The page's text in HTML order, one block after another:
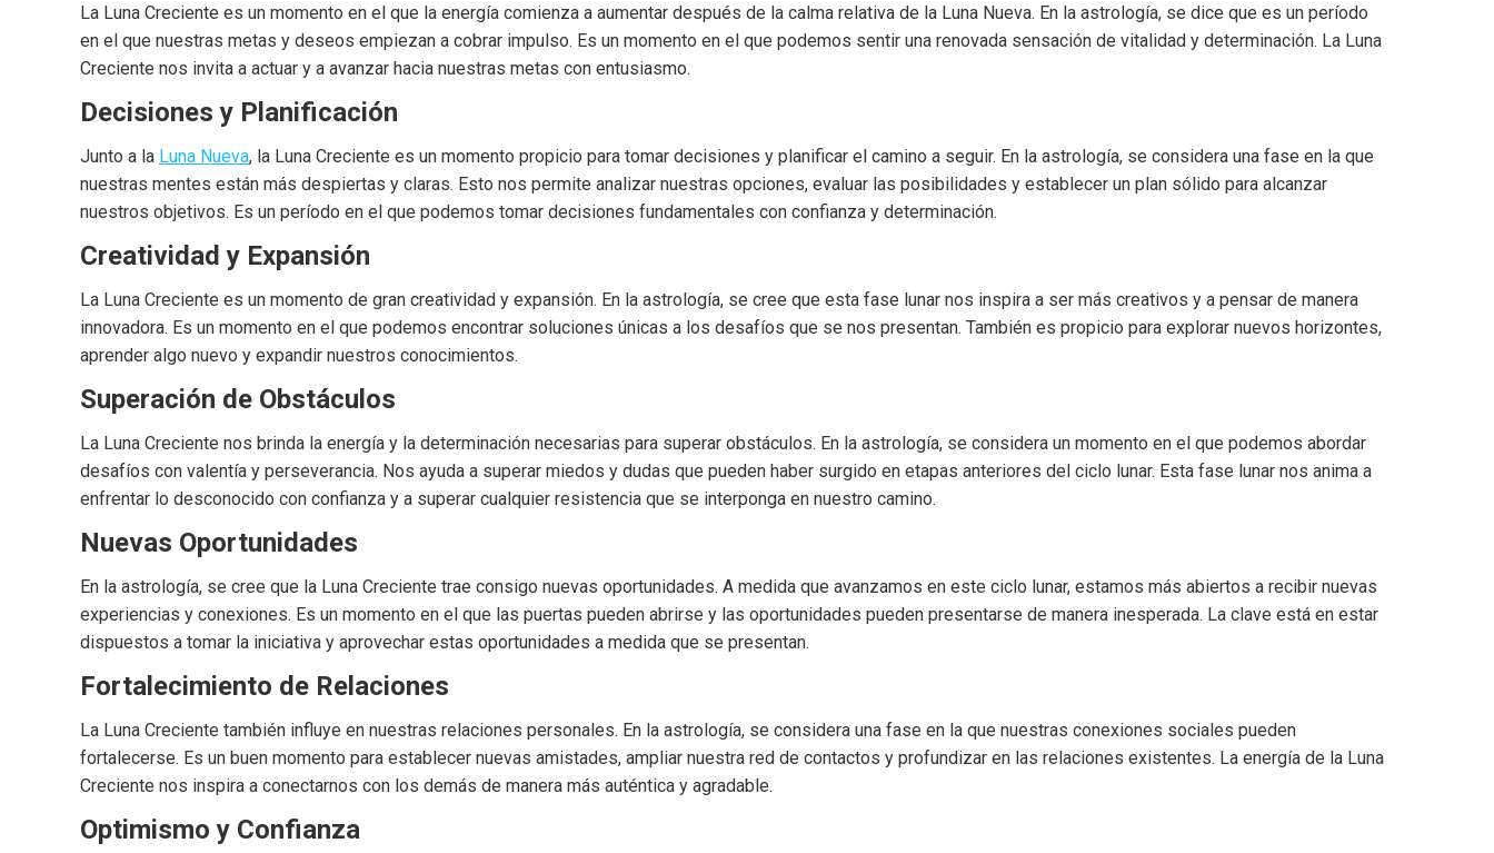
La Luna Creciente es un momento en el que la energía comienza a aumentar después de la calma relativa de la Luna Nueva. En la astrología, se dice que es un período
en el que nuestras metas y deseos empiezan a cobrar impulso. Es un momento en el que podemos sentir una renovada sensación de vitalidad y determinación. La Luna
Creciente nos invita a actuar y a avanzar hacia nuestras metas con entusiasmo.
Decisiones y Planificación
Junto a la Luna Nueva, la Luna Creciente es un momento propicio para tomar decisiones y planificar el camino a seguir. En la astrología, se considera una fase en la que
nuestras mentes están más despiertas y claras. Esto nos permite analizar nuestras opciones, evaluar las posibilidades y establecer un plan sólido para alcanzar
nuestros objetivos. Es un período en el que podemos tomar decisiones fundamentales con confianza y determinación.
Creatividad y Expansión
La Luna Creciente es un momento de gran creatividad y expansión. En la astrología, se cree que esta fase lunar nos inspira a ser más creativos y a pensar de manera
innovadora. Es un momento en el que podemos encontrar soluciones únicas a los desafíos que se nos presentan. También es propicio para explorar nuevos horizontes,
aprender algo nuevo y expandir nuestros conocimientos.
Superación de Obstáculos
La Luna Creciente nos brinda la energía y la determinación necesarias para superar obstáculos. En la astrología, se considera un momento en el que podemos abordar
desafíos con valentía y perseverancia. Nos ayuda a superar miedos y dudas que pueden haber surgido en etapas anteriores del ciclo lunar. Esta fase lunar nos anima a
enfrentar lo desconocido con confianza y a superar cualquier resistencia que se interponga en nuestro camino.
Nuevas Oportunidades
En la astrología, se cree que la Luna Creciente trae consigo nuevas oportunidades. A medida que avanzamos en este ciclo lunar, estamos más abiertos a recibir nuevas
experiencias y conexiones. Es un momento en el que las puertas pueden abrirse y las oportunidades pueden presentarse de manera inesperada. La clave está en estar
dispuestos a tomar la iniciativa y aprovechar estas oportunidades a medida que se presentan.
Fortalecimiento de Relaciones
La Luna Creciente también influye en nuestras relaciones personales. En la astrología, se considera una fase en la que nuestras conexiones sociales pueden
fortalecerse. Es un buen momento para establecer nuevas amistades, ampliar nuestra red de contactos y profundizar en las relaciones existentes. La energía de la Luna
Creciente nos inspira a conectarnos con los demás de manera más auténtica y agradable.
Optimismo y Confianza